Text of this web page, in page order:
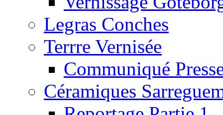
Legras Conches
Terrre Vernisée
Communiqué
Céramiques